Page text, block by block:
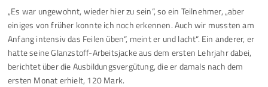
„Es war ungewohnt, wieder hier zu sein“, so ein Teilnehmer, „aber
einiges von früher konnte ich noch erkennen. Auch wir mussten am
Anfang intensiv das Feilen üben“, meint er und lacht“. Ein anderer, er
hatte seine Glanzstoff-Arbeitsjacke aus dem ersten Lehrjahr dabei,
berichtet über die Ausbildungsvergütung, die er damals nach dem
ersten Monat erhielt, 120 Mark.